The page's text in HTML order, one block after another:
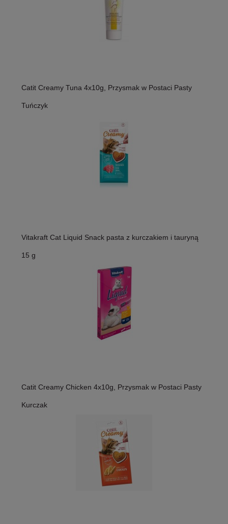
Catit Creamy Tuna 4x10g, Przysmak w Postaci Pasty
Tuńczyk
Vitakraft Cat Liquid Snack pasta z kurczakiem i tauryną
15 g
Catit Creamy Chicken 4x10g, Przysmak w Postaci Pasty
Kurczak